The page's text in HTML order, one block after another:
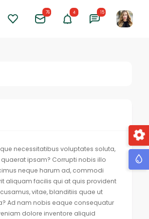
76 4 15
necessitatibus voluptates soluta,
ipsam? Corrupti nobis illo
neque harum ad, commodi
aliquam facilis qui at quis provident
vitae, blanditiis quae ut
Ad nam nobis eaque consequatur
dolore inventore aliquid